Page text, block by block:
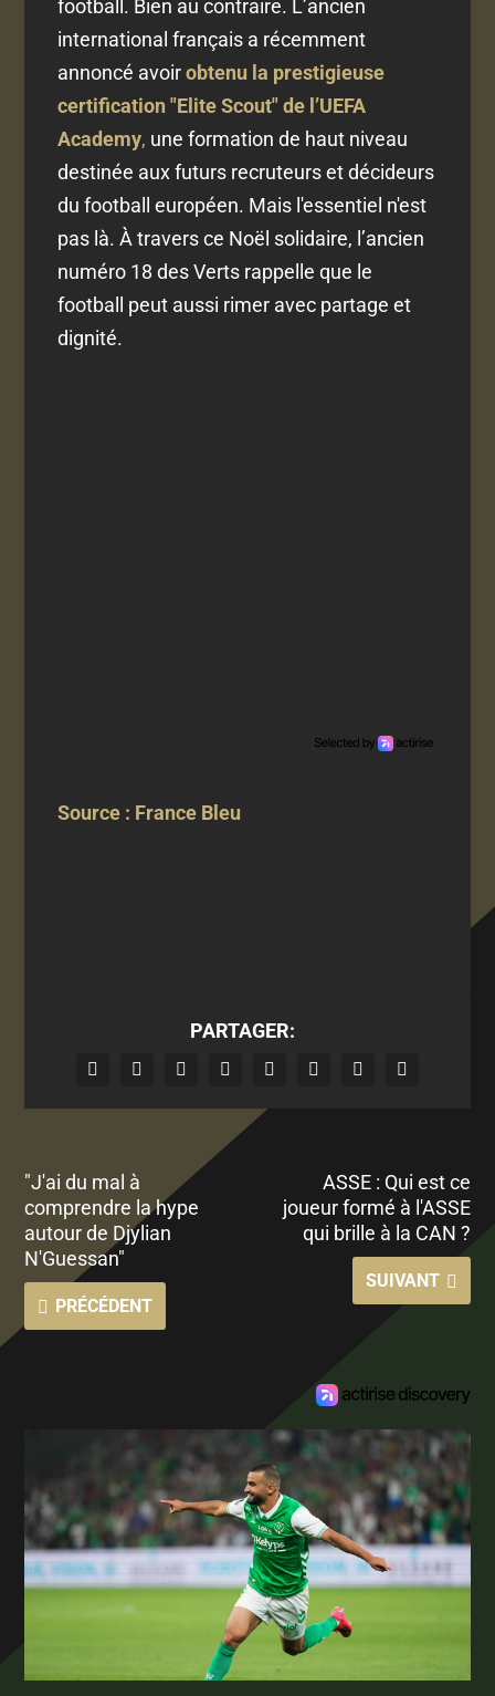
football. Bien au contraire. L’ancien
international français a récemment
annoncé avoirobtenu la prestigieuse
certification "Elite Scout" de l’UEFA
Academy, une formation de haut niveau
destinée aux futurs recruteurs et décideurs
du football européen. Mais l'essentiel n'est
pas là. À travers ce Noël solidaire, l’ancien
numéro 18 des Verts rappelle que le
football peut aussi rimer avec partage et
dignité.
Source : France Bleu
PARTAGER:
"J'ai du mal à
comprendre la hype
autour de Djylian
N'Guessan"
PRÉCÉDENT
ASSE : Qui est ce
joueur formé à l'ASSE
qui brille à la CAN ?
SUIVANT